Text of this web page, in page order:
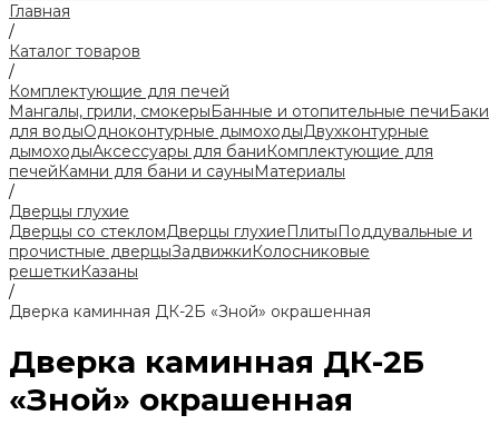
Главная
/
Каталог товаров
/
Комплектующие для печей
Мангалы, грили, смокерыБанные и отопительные печиБаки
для водыОдноконтурные дымоходыДвухконтурные
дымоходыАксессуары для баниКомплектующие для
печейКамни для бани и сауныМатериалы
/
Дверцы глухие
Дверцы со стекломДверцы глухиеПлитыПоддувальные и
прочистные дверцыЗадвижкиКолосниковые
решеткиКазаны
/
Дверка каминная ДК-2Б «Зной» окрашенная
Дверка каминная ДК-2Б
«Зной» окрашенная